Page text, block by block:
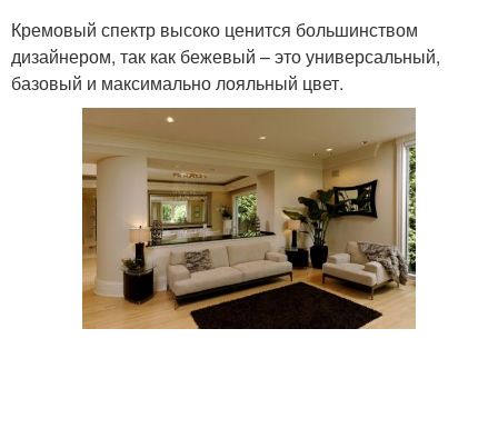
Кремовый спектр высоко ценится большинством
дизайнером, так как бежевый – это универсальный,
базовый и максимально лояльный цвет.